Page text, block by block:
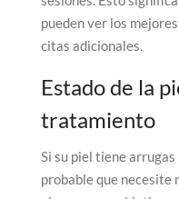
pueden ver los
citas adicionales.
Estado de la
tratamiento
Si su piel tiene arrugas
probable que